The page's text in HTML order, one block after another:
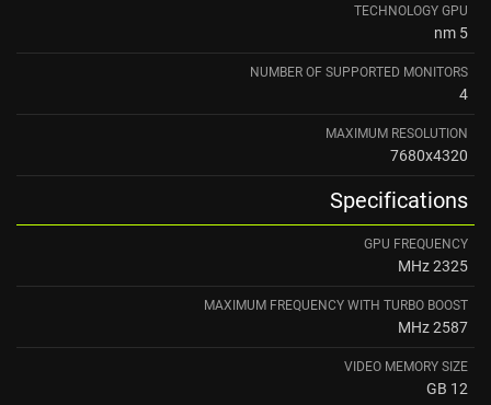
TECHNOLOGY GPU
5 nm
NUMBER OF SUPPORTED MONITORS
4
MAXIMUM RESOLUTION
7680x4320
Specifications
GPU FREQUENCY
2325 MHz
MAXIMUM FREQUENCY WITH TURBO BOOST
2587 MHz
VIDEO MEMORY SIZE
12 GB